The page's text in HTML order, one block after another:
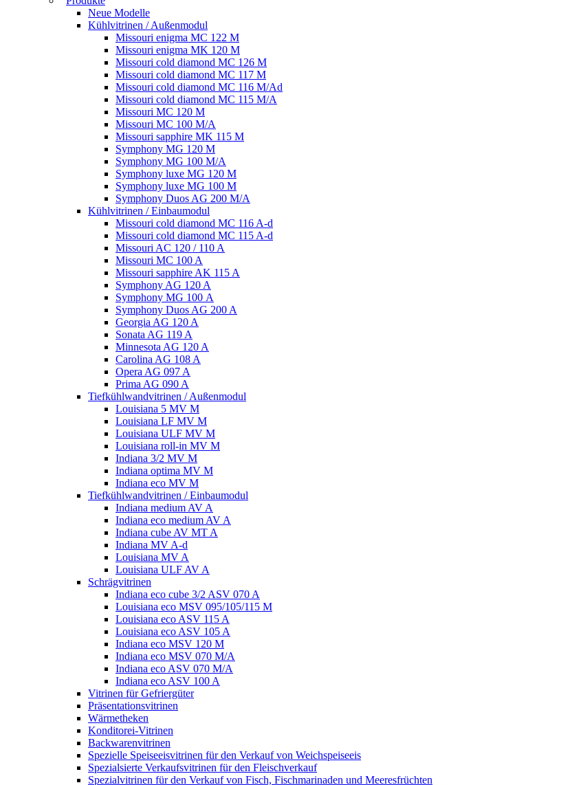
Neue Modelle
Kühlvitrinen / Außenmodul
Missouri enigma MC 122 M
Missouri enigma MK 120 M
Missouri cold diamond MC 126 M
Missouri cold diamond MC 117 M
Missouri cold diamond MC 116 M/Ad
Missouri cold diamond MC 115 M/A
Missouri MC 120 M
Missouri MC 100 M/A
Missouri sapphire MK 115 M
Symphony MG 120 M
Symphony MG 100 M/А
Symphony luxe MG 120 M
Symphony luxe MG 100 M
Symphony Duos AG 200 M/A
Kühlvitrinen / Einbaumodul
Missouri cold diamond MC 116 A-d
Missouri cold diamond MC 115 A-d
Missouri AC 120 / 110 A
Missouri MC 100 A
Missouri sapphire AK 115 A
Symphony AG 120 A
Symphony MG 100 А
Symphony Duos AG 200 A
Georgia AG 120 A
Sonata AG 119 A
Minnesota AG 120 A
Carolina AG 108 A
Opera AG 097 A
Prima AG 090 A
Tiefkühlwandvitrinen / Außenmodul
Louisiana 5 MV M
Louisiana LF MV M
Louisiana ULF MV M
Louisiana roll-in MV M
Indiana 3/2 MV M
Indiana optima MV M
Indiana eco MV M
Tiefkühlwandvitrinen / Einbaumodul
Indiana medium AV A
Indiana eco medium AV A
Indiana cube AV MT A
Indiana MV A-d
Louisiana MV A
Louisiana ULF AV A
Schrägvitrinen
Indiana eco cube 3/2 ASV 070 A
Louisiana eco MSV 095/105/115 M
Louisiana eco ASV 115 A
Louisiana eco ASV 105 A
Indiana eco MSV 120 M
Indiana eco MSV 070 M/A
Indiana eco ASV 070 M/A
Indiana eco ASV 100 A
Vitrinen für Gefriergüter
Präsentationsvitrinen
Wärmetheken
Konditorei-Vitrinen
Backwarenvitrinen
Spezielle Speiseeisvitrinen für den Verkauf von Weichspeiseeis
Spezialsierte Verkaufsvitrinen für den Fleischverkauf
Spezialvitrinen für den Verkauf von Fisch, Fischmarinaden und Meeresfrüchten